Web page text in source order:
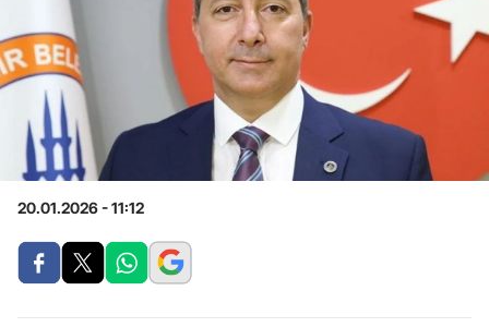
20.01.2026 - 11:12